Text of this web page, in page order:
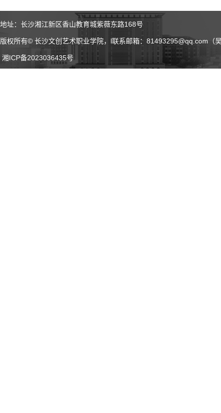
地址：长沙湘江新区香山教育城紫薇东路168号
版权所有© 长沙文创艺术职业学院，l联系邮箱：81493295@qq.com
湘ICP备2023036435号